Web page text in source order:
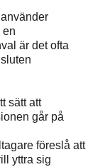
en
är det ofta
sätt att
går på
föreslå att
yttra sig